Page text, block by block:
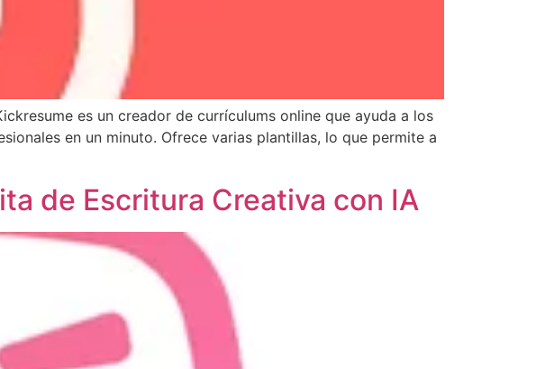
es un creador de currículums online que ayuda a los
en un minuto. Ofrece varias plantillas, lo que permite a
de Escritura Creativa con IA